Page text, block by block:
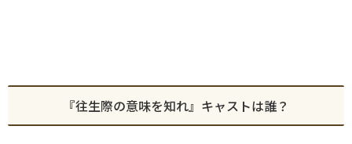
『往生際の意味を知れ』キャストは誰？